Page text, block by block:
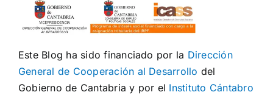
Este Blog ha sido financiado por la Dirección
General de Cooperación al Desarrollo del
Gobierno de Cantabria y por el Instituto Cántabro